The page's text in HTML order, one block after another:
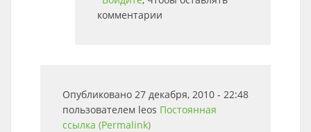
комментарии
Опубликовано 27 декабря, 2010 - 22:48
пользователем leos Постоянная
ссылка (Permalink)